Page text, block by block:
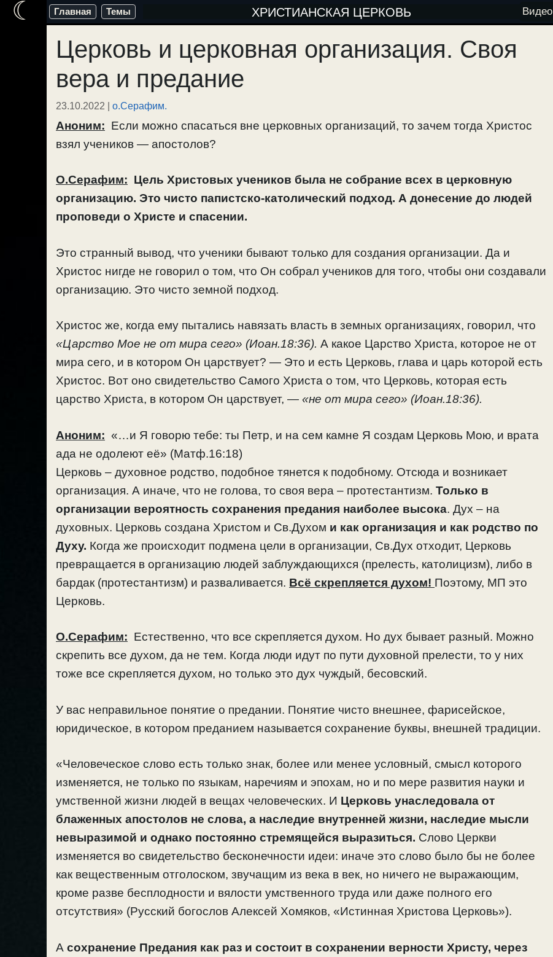
Перейти
содержимому
Главная Темы ХРИСТИАНСКАЯ ЦЕРКОВЬ Видео
Церковь и церковная организация. Своя
вера и предание
23.10.2022 | о.Серафим.
Аноним: Если можно спасаться вне церковных организаций, то зачем тогда Христос
взял учеников — апостолов?
О.Серафим: Цель Христовых учеников была не собрание всех в церковную
организацию. Это чисто папистско-католический подход. А донесение до людей
проповеди о Христе и спасении.
Это странный вывод, что ученики бывают только для создания организации. Да и
Христос нигде не говорил о том, что Он собрал учеников для того, чтобы они создавали
организацию. Это чисто земной подход.
Христос же, когда ему пытались навязать власть в земных организациях, говорил, что
«Царство Мое не от мира сего» (Иоан.18:36). А какое Царство Христа, которое не от
мира сего, и в котором Он царствует? — Это и есть Церковь, глава и царь которой есть
Христос. Вот оно свидетельство Самого Христа о том, что Церковь, которая есть
царство Христа, в котором Он царствует, — «не от мира сего» (Иоан.18:36).
Аноним: «…и Я говорю тебе: ты Петр, и на сем камне Я создам Церковь Мою, и врата
ада не одолеют её» (Матф.16:18)
Церковь – духовное родство, подобное тянется к подобному. Отсюда и возникает
организация. А иначе, что не голова, то своя вера – протестантизм. Только в
организации вероятность сохранения предания наиболее высока. Дух – на
духовных. Церковь создана Христом и Св.Духом и как организация и как родство по
Духу. Когда же происходит подмена цели в организации, Св.Дух отходит, Церковь
превращается в организацию людей заблуждающихся (прелесть, католицизм), либо в
бардак (протестантизм) и разваливается. Всё скрепляется духом! Поэтому, МП это
Церковь.
О.Серафим: Естественно, что все скрепляется духом. Но дух бывает разный. Можно
скрепить все духом, да не тем. Когда люди идут по пути духовной прелести, то у них
тоже все скрепляется духом, но только это дух чуждый, бесовский.
У вас неправильное понятие о предании. Понятие чисто внешнее, фарисейское,
юридическое, в котором преданием называется сохранение буквы, внешней традиции.
«Человеческое слово есть только знак, более или менее условный, смысл которого
изменяется, не только по языкам, наречиям и эпохам, но и по мере развития науки и
умственной жизни людей в вещах человеческих. И Церковь унаследовала от
блаженных апостолов не слова, а наследие внутренней жизни, наследие мысли
невыразимой и однако постоянно стремящейся выразиться. Слово Церкви
изменяется во свидетельство бесконечности идеи: иначе это слово было бы не более
как вещественным отголоском, звучащим из века в век, но ничего не выражающим,
кроме разве бесплодности и вялости умственного труда или даже полного его
отсутствия» (Русский богослов Алексей Хомяков, «Истинная Христова Церковь»).
А сохранение Предания как раз и состоит в сохранении верности Христу, через
☾